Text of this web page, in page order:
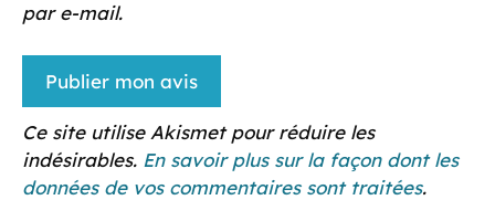
par e-mail.
Ce site utilise Akismet pour réduire les
indésirables. En savoir plus sur la façon dont les
données de vos commentaires sont traitées.